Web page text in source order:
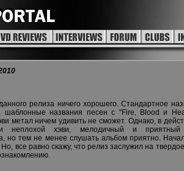
релиза ничего хорошего. Стандартное
шаблонные названия песен с "Fire, Blood и
метал ничем удивить не сможет. Однако, в
неплохой хэви, мелодичный и приятный
но тем не менее слушать альбом приятно.
все равно скажу, что релиз заслужил на